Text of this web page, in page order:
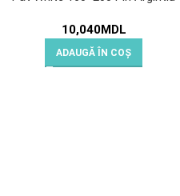
10,040MDL
ADAUGĂ ÎN COȘ